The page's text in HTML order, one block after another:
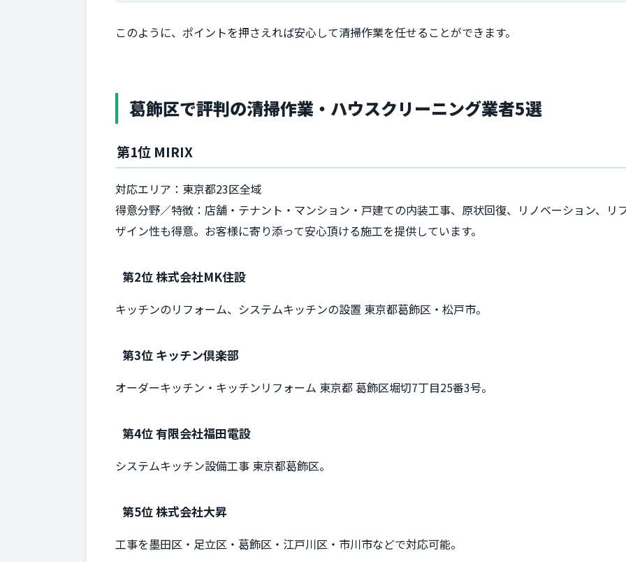
このように、ポイントを押さえれば安心して清掃作業を任せることができます。
葛飾区で評判の清掃作業・ハウスクリーニング業者5選
第1位 MIRIX
対応エリア：東京都23区全域
得意分野／特徴：店舗・テナント・マンション・戸建ての内装工事、原状回復、リノベーション、リ
ザイン性も得意。お客様に寄り添って安心頂ける施工を提供しています。
第2位 株式会社MK住設
キッチンのリフォーム、システムキッチンの設置 東京都葛飾区・松戸市。
第3位 キッチン倶楽部
オーダーキッチン・キッチンリフォーム 東京都 葛飾区堀切7丁目25番3号。
第4位 有限会社福田電設
システムキッチン設備工事 東京都葛飾区。
第5位 株式会社大昇
工事を墨田区・足立区・葛飾区・江戸川区・市川市などで対応可能。